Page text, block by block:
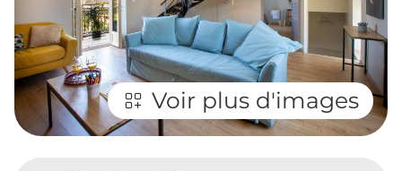
Voir plus d'images